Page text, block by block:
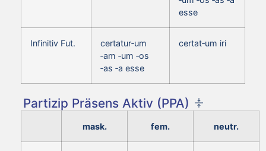
esse
Infinitiv Fut.
certatur‑um
‑am ‑um ‑os
‑as ‑a esse
certat‑um iri
Partizip Präsens Aktiv (PPA)
mask. fem. neutr.